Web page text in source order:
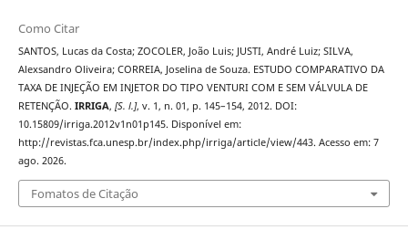
Como Citar
SANTOS, Lucas da Costa; ZOCOLER, João Luis; JUSTI, André Luiz; SILVA,
Alexsandro Oliveira; CORREIA, Joselina de Souza. ESTUDO COMPARATIVO DA
TAXA DE INJEÇÃO EM INJETOR DO TIPO VENTURI COM E SEM VÁLVULA DE
RETENÇÃO. IRRIGA, [S. l.], v. 1, n. 01, p. 145–154, 2012. DOI:
10.15809/irriga.2012v1n01p145. Disponível em:
http://revistas.fca.unesp.br/index.php/irriga/article/view/443. Acesso em: 7
ago. 2026.
Fomatos de Citação